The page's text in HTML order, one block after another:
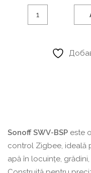
Cantitate
Sonoff
control
inteligent
al
apei
Sonoff SWV-BSP este
control Zigbee, ideală
apă în locuințe,